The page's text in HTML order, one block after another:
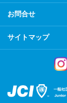
お問合せ
サイトマップ